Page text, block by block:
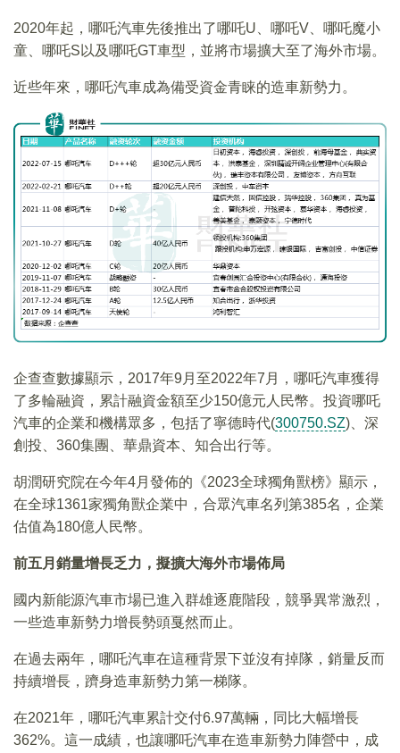
2020年起，哪吒汽車先後推出了哪吒U、哪吒V、哪吒魔小
童、哪吒S以及哪吒GT車型，並將市場擴大至了海外市場。
近些年來，哪吒汽車成為備受資金青睐的造車新勢力。
企查查數據顯示，2017年9月至2022年7月，哪吒汽車獲得
了多輪融資，累計融資金額至少150億元人民幣。投資哪吒
汽車的企業和機構眾多，包括了寧德時代(300750.SZ)、深
創投、360集團、華鼎資本、知合出行等。
胡潤研究院在今年4月發佈的《2023全球獨角獸榜》顯示，
在全球1361家獨角獸企業中，合眾汽車名列第385名，企業
估值為180億人民幣。
前五月銷量增長乏力，擬擴大海外市場佈局
國内新能源汽車市場已進入群雄逐鹿階段，競爭異常激烈，
一些造車新勢力增長勢頭戛然而止。
在過去兩年，哪吒汽車在這種背景下並沒有掉隊，銷量反而
持續增長，躋身造車新勢力第一梯隊。
在2021年，哪吒汽車累計交付6.97萬輛，同比大幅增長
362%。這一成績，也讓哪吒汽車在造車新勢力陣營中，成